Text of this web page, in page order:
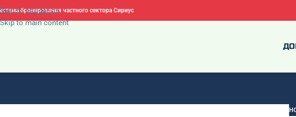
Skip to navigation
Skip to main content
бронирования частного сектора Сириус